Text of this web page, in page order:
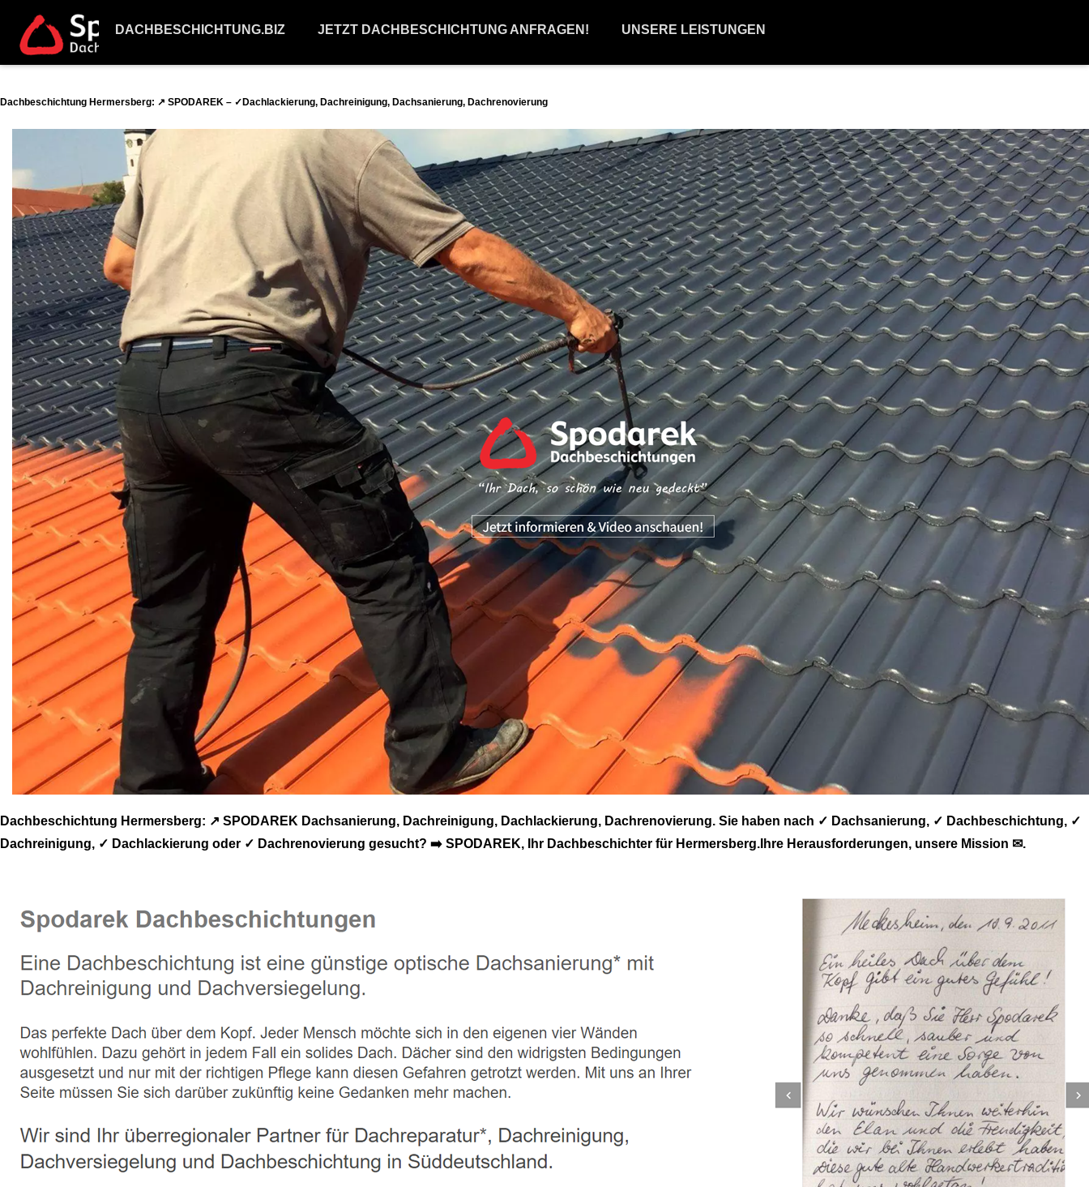
DACHBESCHICHTUNG.BIZ JETZT DACHBESCHICHTUNG ANFRAGEN! UNSERE LEISTUNGEN
Dachbeschichtung Hermersberg: ↗️ SPODAREK – ✓Dachlackierung, Dachreinigung, Dachsanierung, Dachrenovierung
Dachbeschichtung Hermersberg: ↗️ SPODAREK Dachsanierung, Dachreinigung, Dachlackierung, Dachrenovierung. Sie haben nach ✓ Dachsanierung, ✓ Dachbeschichtung, ✓
Dachreinigung, ✓ Dachlackierung oder ✓ Dachrenovierung gesucht? ➡️ SPODAREK, Ihr Dachbeschichter für Hermersberg.Ihre Herausforderungen, unsere Mission ✉.